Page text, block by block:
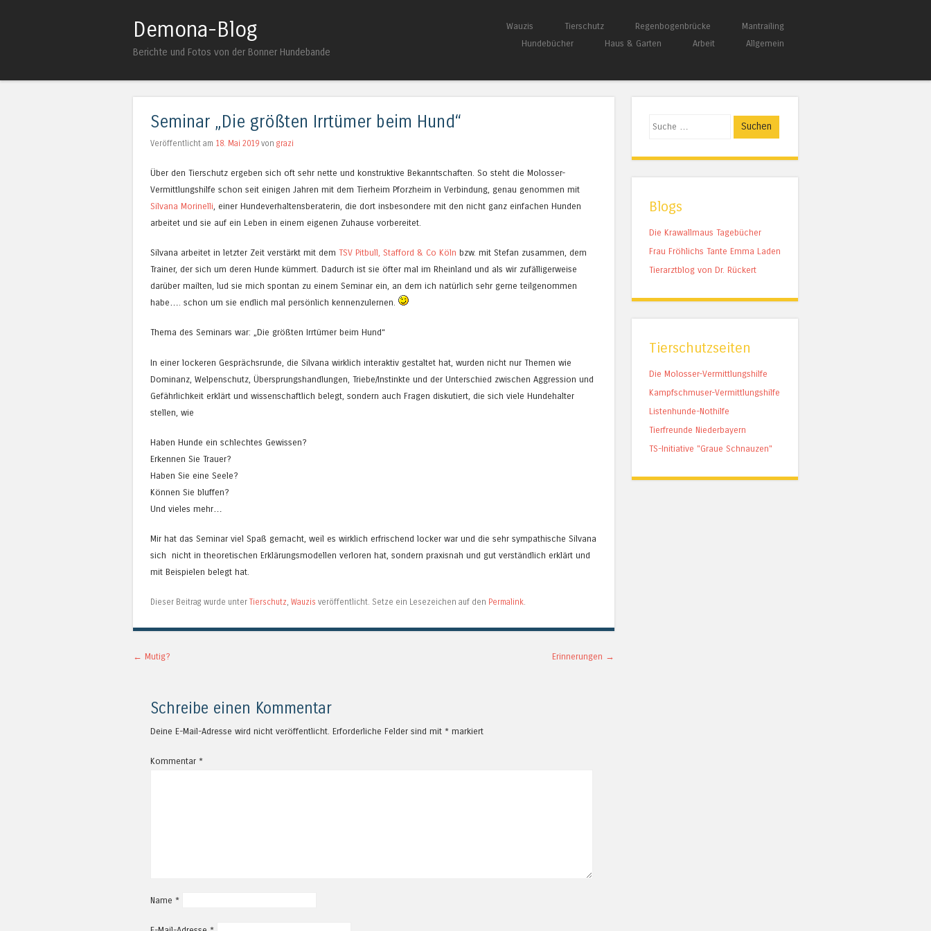
Demona-Blog
Berichte und Fotos von der Bonner Hundebande Menü
Springe zum Inhalt
Wauzis Tierschutz Regenbogenbrücke
Mantrailing
Hundebücher
Haus & Garten Arbeit Allgemein
Seminar „Die größten Irrtümer beim Hund“
Veröffentlicht am 18. Mai 2019 von grazi
Über den Tierschutz ergeben sich oft sehr nette und konstruktive Bekanntschaften. So steht die Molosser-
Vermittlungshilfe schon seit einigen Jahren mit dem Tierheim Pforzheim in Verbindung, genau genommen mit
Silvana Morinelli, einer Hundeverhaltensberaterin, die dort insbesondere mit den nicht ganz einfachen Hunden
arbeitet und sie auf ein Leben in einem eigenen Zuhause vorbereitet.
Silvana arbeitet in letzter Zeit verstärkt mit dem TSV Pitbull, Stafford & Co Köln bzw. mit Stefan zusammen, dem
Trainer, der sich um deren Hunde kümmert. Dadurch ist sie öfter mal im Rheinland und als wir zufälligerweise
darüber mailten, lud sie mich spontan zu einem Seminar ein, an dem ich natürlich sehr gerne teilgenommen
habe…. schon um sie endlich mal persönlich kennenzulernen.
Thema des Seminars war: „Die größten Irrtümer beim Hund“
In einer lockeren Gesprächsrunde, die Silvana wirklich interaktiv gestaltet hat, wurden nicht nur Themen wie
Dominanz, Welpenschutz, Übersprungshandlungen, Triebe/Instinkte und der Unterschied zwischen Aggression und
Gefährlichkeit erklärt und wissenschaftlich belegt, sondern auch Fragen diskutiert, die sich viele Hundehalter
stellen, wie
Haben Hunde ein schlechtes Gewissen?
Erkennen Sie Trauer?
Haben Sie eine Seele?
Können Sie bluffen?
Und vieles mehr…
Mir hat das Seminar viel Spaß gemacht, weil es wirklich erfrischend locker war und die sehr sympathische Silvana
sich nicht in theoretischen Erklärungsmodellen verloren hat, sondern praxisnah und gut verständlich erklärt und
mit Beispielen belegt hat.
Dieser Beitrag wurde unter Tierschutz, Wauzis veröffentlicht. Setze ein Lesezeichen auf den Permalink.
Artikel-Navigation
← Mutig? Erinnerungen →
Schreibe einen Kommentar
Deine E-Mail-Adresse wird nicht veröffentlicht. Erforderliche Felder sind mit * markiert
Kommentar *
Name *
Suchen
Blogs
Die Krawallmaus Tagebücher
Frau Fröhlichs Tante Emma Laden
Tierarztblog von Dr. Rückert
Tierschutzseiten
Die Molosser-Vermittlungshilfe
Kampfschmuser-Vermittlungshilfe
Listenhunde-Nothilfe
Tierfreunde Niederbayern
TS-Initiative "Graue Schnauzen"